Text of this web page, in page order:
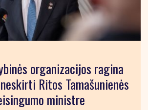
organizacijos ragina
Ritos Tamašunienės
ministre